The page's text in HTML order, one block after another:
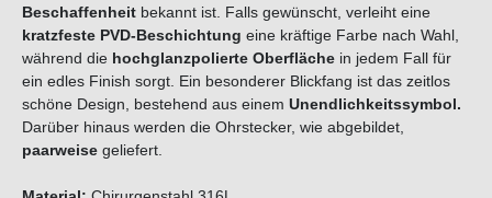
Beschaffenheit bekannt ist. Falls gewünscht, verleiht eine
kratzfeste PVD-Beschichtung eine kräftige Farbe nach Wahl,
während die hochglanzpolierte Oberfläche in jedem Fall für
ein edles Finish sorgt. Ein besonderer Blickfang ist das zeitlos
schöne Design, bestehend aus einem Unendlichkeitssymbol.
Darüber hinaus werden die Ohrstecker, wie abgebildet,
paarweise geliefert.